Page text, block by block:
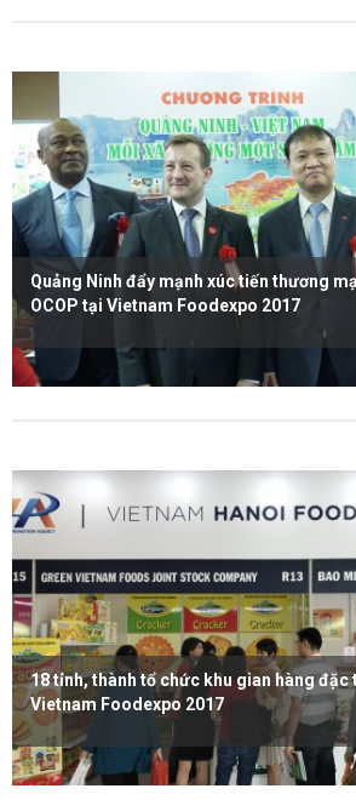
Quảng Ninh đẩy mạnh xúc tiến thương
OCOP tại Vietnam Foodexpo 2017
Xem thêm
18 tỉnh, thành tổ chức khu gian hàng
Vietnam Foodexpo 2017
Xem thêm